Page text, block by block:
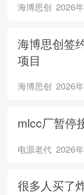
海博思创 2026
海博思创签
项目
海博思创 2026
mlcc厂暂停
电源老代 2026
很多人买了